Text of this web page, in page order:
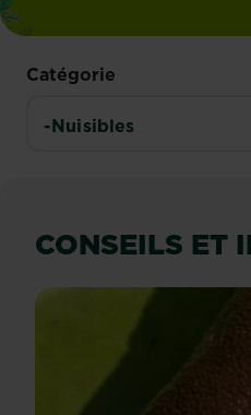
Catégorie
CONSEILS ET